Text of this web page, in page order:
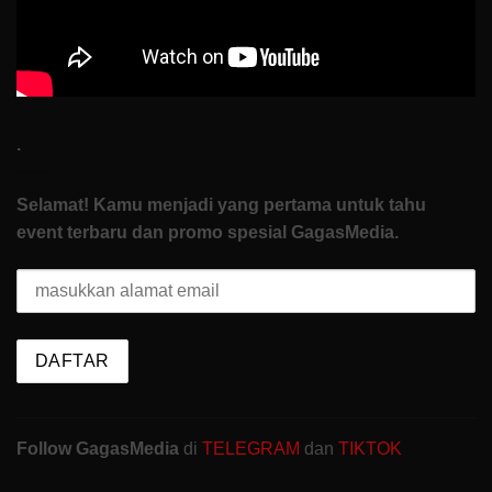
.
Selamat! Kamu menjadi yang pertama untuk tahu
event terbaru dan promo spesial GagasMedia.
Follow GagasMedia di TELEGRAM dan TIKTOK